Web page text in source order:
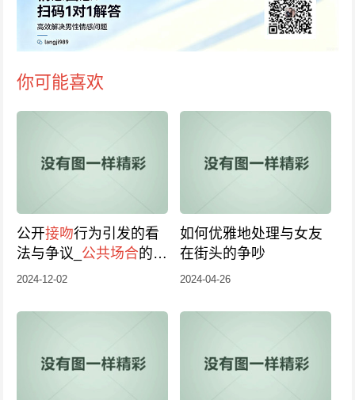
你可能喜欢
公开接吻行为引发的看
法与争议_ 公共场合的亲
昵是否适宜探讨
2024-12-02
如何优雅地处理与女友
在街头的争吵
2024-04-26